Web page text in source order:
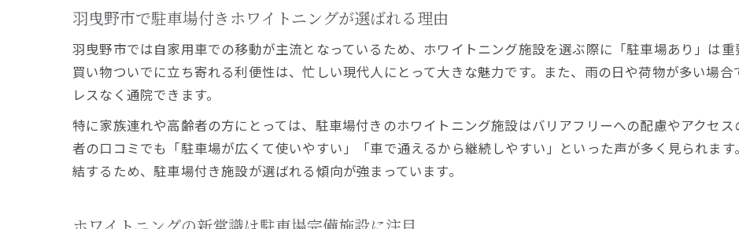
羽曳野市で駐車場付きホワイトニングが選ばれる理由
羽曳野市では自家用車での移動が主流となっているため、ホワイトニング施設を選ぶ際に「駐車場あり」は
買い物ついでに立ち寄れる利便性は、忙しい現代人にとって大きな魅力です。また、雨の日や荷物が多い場
レスなく通院できます。
特に家族連れや高齢者の方にとっては、駐車場付きのホワイトニング施設はバリアフリーへの配慮やアクセ
者の口コミでも「駐車場が広くて使いやすい」「車で通えるから継続しやすい」といった声が多く見られま
結するため、駐車場付き施設が選ばれる傾向が強まっています。